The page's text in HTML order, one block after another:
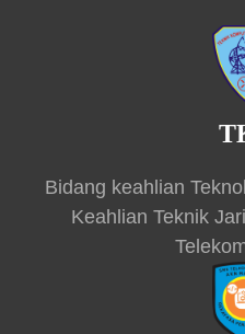
Bidang keahlian
Keahlian Teknik